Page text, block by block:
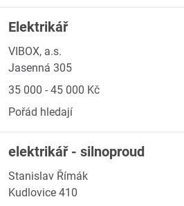
Elektrikář
VIBOX, a.s.
Jasenná 305
35 000 - 45 000 Kč
Pořád hledají
elektrikář - silnoproud
Stanislav Římák
Kudlovice 410